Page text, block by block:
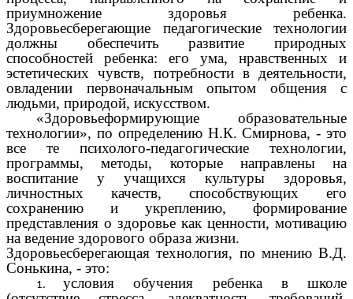
приумножение здоровья ребенка.
Здоровьесберегающие педагогические технологии
должны обеспечить развитие природных
способностей ребенка: его ума, нравственных и
эстетических чувств, потребности в деятельности,
овладении первоначальным опытом общения с
людьми, природой, искусством.
«Здоровьеформирующие образовательные
технологии», по определению Н.К. Смирнова, - это
все те психолого-педагогические технологии,
программы, методы, которые направлены на
воспитание у учащихся культуры здоровья,
личностных качеств, способствующих его
сохранению и укреплению, формирование
представления о здоровье как ценности, мотивацию
на ведение здорового образа жизни.
Здоровьесберегающая технология, по мнению В.Д.
Сонькина, - это:
условия обучения ребенка в школе